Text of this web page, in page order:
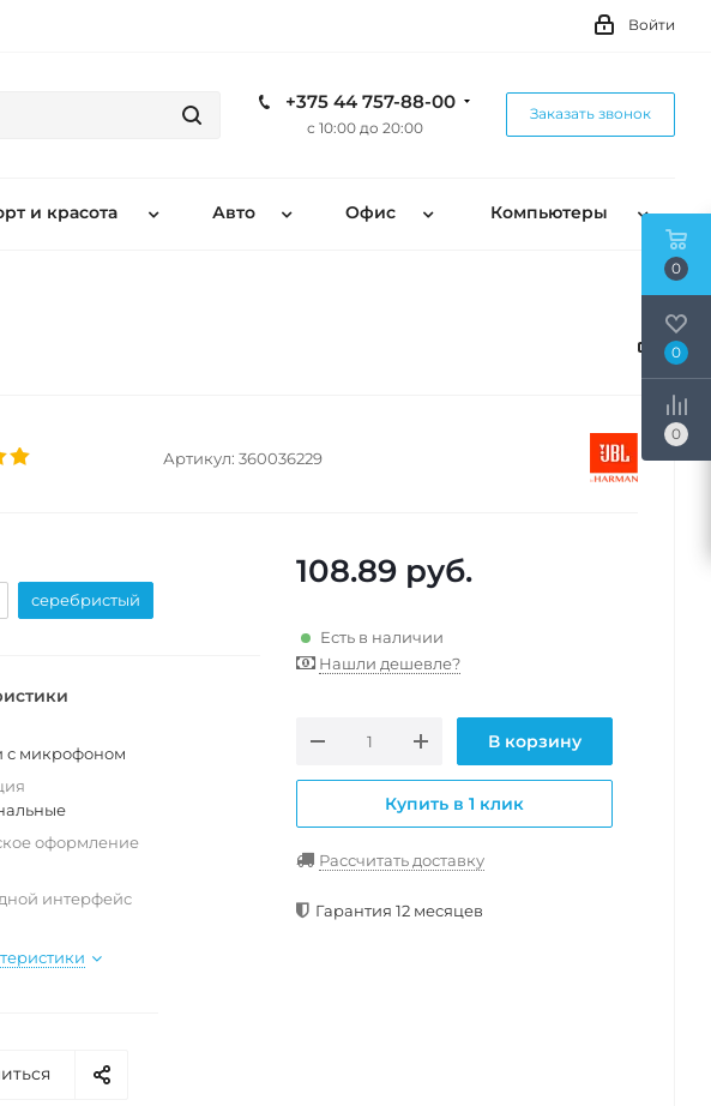
Войти
+375 44 757-88-00
с 10:00 до 20:00
Заказать звонок
и красота Авто Офис Компьютеры
Артикул: 360036229
серебристый
с микрофоном
оформление
интерфейс
108.89 руб.
Есть в наличии
Нашли дешевле?
В корзину
Купить в 1 клик
Рассчитать доставку
Гарантия 12 месяцев
0
0
0